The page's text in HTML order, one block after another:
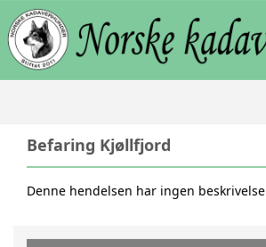
Befaring Kjøllfjord
Denne hendelsen har ingen beskrivelse